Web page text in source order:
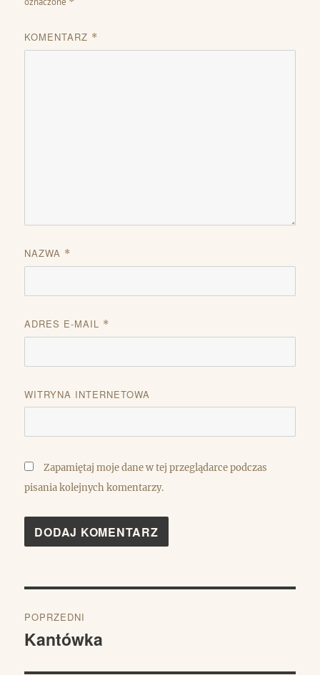
KOMENTARZ *
NAZWA *
ADRES E-MAIL *
WITRYNA INTERNETOWA
Zapamiętaj moje dane w tej przeglądarce podczas
pisania kolejnych komentarzy.
wpisu
POPRZEDNI
Poprzedni
Kantówka